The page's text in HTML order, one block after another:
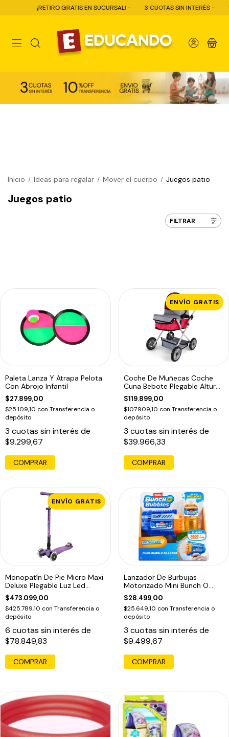
¡RETIRO GRATIS EN SUCURSAL! - 3 CUOTAS SIN INTERÉS - 10% OFF
0
Inicio / Ideas para regalar / Mover el cuerpo / Juegos patio
Juegos patio
FILTRAR
Paleta Lanza Y Atrapa Pelota
Con Abrojo Infantil
$27.899,00
$25.109,10 con Transferencia o
depósito
3 cuotas sin interés de
$9.299,67
COMPRAR
ENVÍO GRATIS
Coche De Muñecas Coche
Cuna Bebote Plegable Altura
Regulable
$119.899,00
$107.909,10 con Transferencia o
depósito
3 cuotas sin interés de
$39.966,33
COMPRAR
ENVÍO GRATIS
Monopatín De Pie Micro Maxi
Deluxe Plegable Luz Led
Morado Morado
$473.099,00
$425.789,10 con Transferencia o
depósito
6 cuotas sin interés de
$78.849,83
Lanzador De Burbujas
Motorizado Mini Bunch O
Bubbles Azul Marino
$28.499,00
$25.649,10 con Transferencia o
depósito
3 cuotas sin interés de
$9.499,67